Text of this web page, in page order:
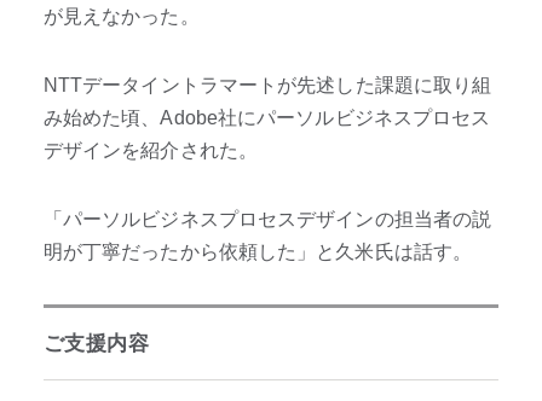
が見えなかった。
NTTデータイントラマートが先述した課題に取り組
み始めた頃、Adobe社にパーソルビジネスプロセス
デザインを紹介された。
「パーソルビジネスプロセスデザインの担当者の説
明が丁寧だったから依頼した」と久米氏は話す。
ご支援内容